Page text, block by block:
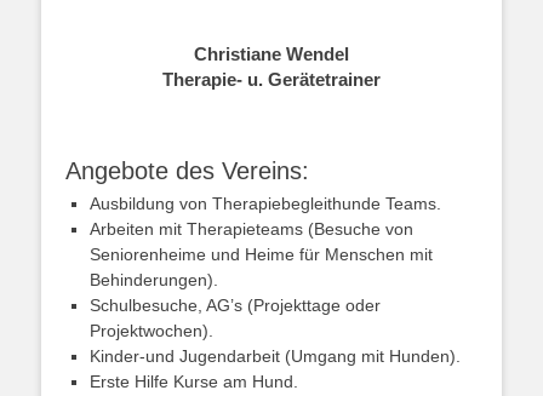
Christiane Wendel
Therapie- u. Gerätetrainer
Angebote des Vereins:
Ausbildung von Therapiebegleithunde Teams.
Arbeiten mit Therapieteams (Besuche von
Seniorenheime und Heime für Menschen mit
Behinderungen).
Schulbesuche, AG’s (Projekttage oder
Projektwochen).
Kinder-und Jugendarbeit (Umgang mit Hunden).
Erste Hilfe Kurse am Hund.